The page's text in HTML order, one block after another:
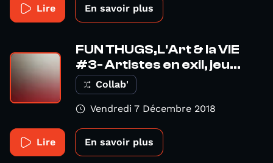
Lire En savoir plus
FUN THUGS,L'Art & la VIE
#3- Artistes en exil, jeu...
Collab'
Vendredi 7 Décembre 2018
Lire En savoir plus